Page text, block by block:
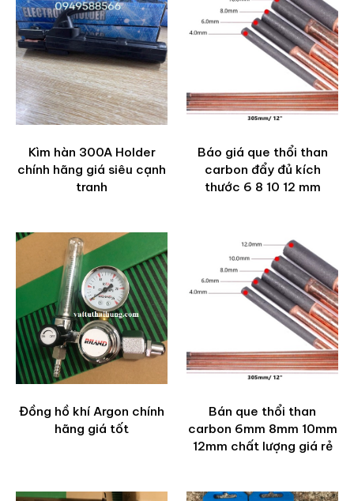
Kìm hàn 300A Holder
chính hãng giá siêu cạnh
tranh
Báo giá que thổi than
carbon đẩy đủ kích
thước 6 8 10 12 mm
Đồng hồ khí Argon chính
hãng giá tốt
Bán que thổi than
carbon 6mm 8mm 10mm
12mm chất lượng giá rẻ